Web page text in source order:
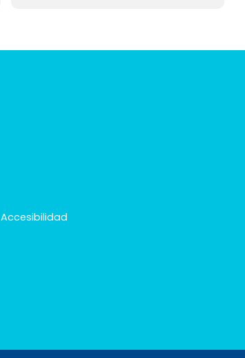
Accesibilidad